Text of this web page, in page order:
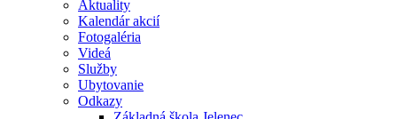
Aktuality
Kalendár akcií
Fotogaléria
Videá
Služby
Ubytovanie
Odkazy